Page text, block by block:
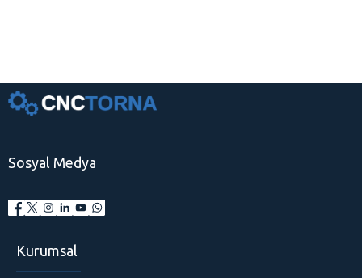
Sosyal Medya
Kurumsal